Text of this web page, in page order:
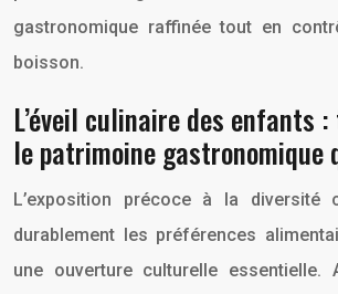
gastronomique raffinée tout en
boisson.
L’éveil culinaire des enfants
le patrimoine gastronomique
L’exposition précoce à la diversité
durablement les préférences
une ouverture culturelle essentielle.